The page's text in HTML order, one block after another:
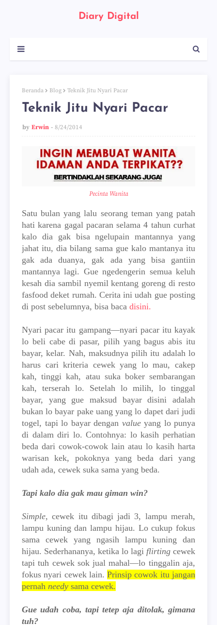
Diary Digital
Beranda Blog Teknik Jitu Nyari Pacar
Teknik Jitu Nyari Pacar
by Erwin 8/24/2014
Pecinta Wanita
Satu bulan yang lalu seorang teman yang patah
hati karena gagal pacaran selama 4 tahun curhat
kalo dia gak bisa ngelupain mantannya yang
jahat itu, dia bilang sama gue kalo mantanya itu
gak ada duanya, gak ada yang bisa gantiin
mantannya lagi. Gue ngedengerin semua keluh
kesah dia sambil nyemil kentang goreng di resto
fasfood deket rumah. Cerita ini udah gue posting
di post sebelumnya, bisa baca disini.
Nyari pacar itu gampang—nyari pacar itu kayak
lo beli cabe di pasar, pilih yang bagus abis itu
bayar, kelar. Nah, maksudnya pilih itu adalah lo
harus cari kriteria cewek yang lo mau, cakep
kah, tinggi kah, atau suka boker sembarangan
kah, terserah lo. Setelah lo milih, lo tinggal
bayar, yang gue maksud bayar disini adalah
bukan lo bayar pake uang yang lo dapet dari judi
togel, tapi lo bayar dengan valueyang lo punya
di dalam diri lo. Contohnya: lo kasih perhatian
beda dari cowok-cowok lain atau lo kasih harta
warisan kek, pokoknya yang beda dari yang
udah ada, cewek suka sama yang beda.
Tapi kalo dia gak mau giman win?
Simple, cewek itu dibagi jadi 3, lampu merah,
lampu kuning dan lampu hijau. Lo cukup fokus
sama cewek yang ngasih lampu kuning dan
hijau. Sederhananya, ketika lo lagi flirting cewek
tapi tuh cewek sok jual mahal—lo tinggalin aja,
fokus nyari cewek lain.Prinsip cowok itu jangan
pernah needy sama cewek.
Gue udah coba, tapi tetep aja ditolak, gimana
tuh?